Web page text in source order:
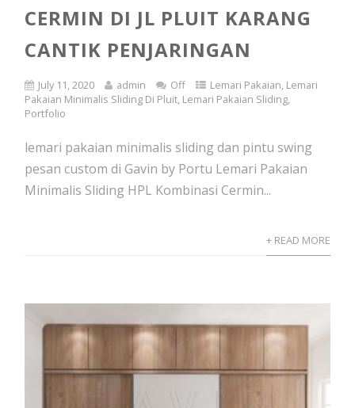
CERMIN DI JL PLUIT KARANG
CANTIK PENJARINGAN
July 11, 2020 admin Off Lemari Pakaian, Lemari
Pakaian Minimalis Sliding Di Pluit, Lemari Pakaian Sliding,
Portfolio
lemari pakaian minimalis sliding dan pintu swing
pesan custom di Gavin by Portu Lemari Pakaian
Minimalis Sliding HPL Kombinasi Cermin...
+ READ MORE